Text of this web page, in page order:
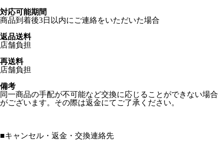
対応可能期間
商品到着後3日以内にご連絡をいただいた場合
返品送料
店舗負担
再送料
店舗負担
備考
同一商品の手配が不可能など交換に応じることができない場合
がございます。その際は返金にてご了承ください。
■キャンセル・返金・交換連絡先